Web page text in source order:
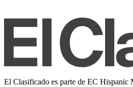
El Clasificado es parte de EC Hispanic